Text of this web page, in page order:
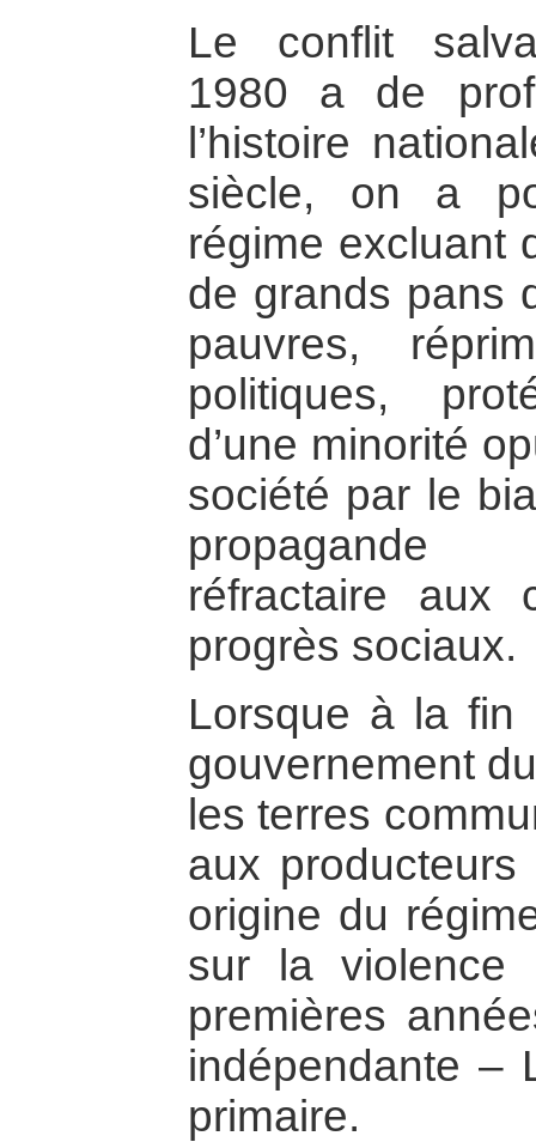
Le conflit
1980 a de
l’histoire
siècle, on a
régime excluant
de grands pans
pauvres,
politiques,
d’une minorité
société par le
propagande
réfractaire aux
progrès sociaux.
Lorsque à la fin
gouvernement
les terres
aux
origine du
sur la violence
premières
indépendante –
primaire.